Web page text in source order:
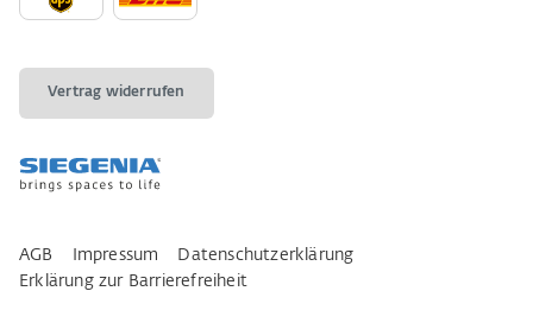
Vertrag widerrufen
AGB Impressum
Datenschutzerklärung
Erklärung zur Barrierefreiheit